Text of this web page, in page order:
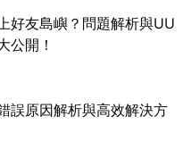
好友島嶼？問題解析與UU
公開！
誤原因解析與高效解決方